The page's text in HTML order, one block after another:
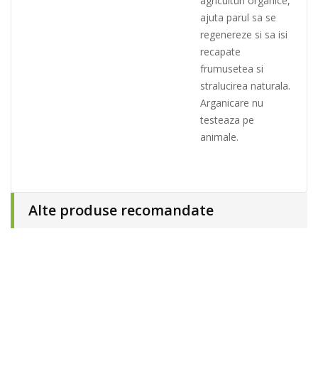
ajuta parul sa se
regenereze si sa isi
recapate
frumusetea si
stralucirea naturala.
Arganicare nu
testeaza pe
animale.
Alte produse recomandate